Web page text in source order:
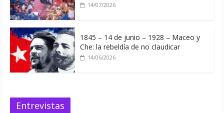
14/07/2026
1845 – 14 de junio – 1928 – Maceo y
Che: la rebeldía de no claudicar
14/06/2026
Entrevistas